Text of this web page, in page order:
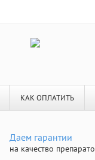
КАК ОПЛАТИТЬ
Даем гарантии
на качество